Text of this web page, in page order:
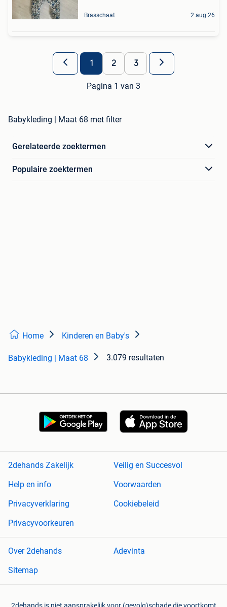
Brasschaat 2 aug 26
1 2 3
Pagina 1 van 3
Babykleding | Maat 68 met filter
Gerelateerde zoektermen
Populaire zoektermen
Home Kinderen en Baby's
Babykleding | Maat 68 3.079 resultaten
2dehands Zakelijk
Veilig en Succesvol
Help en info
Voorwaarden
Privacyverklaring
Cookiebeleid
Privacyvoorkeuren
Over 2dehands
Adevinta
Sitemap